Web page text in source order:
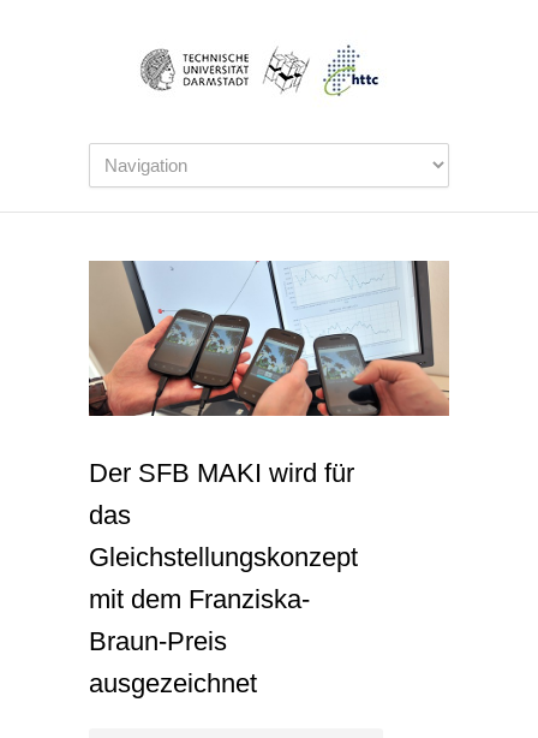
Der SFB MAKI wird für
das
Gleichstellungskonzept
mit dem Franziska-
Braun-Preis
ausgezeichnet